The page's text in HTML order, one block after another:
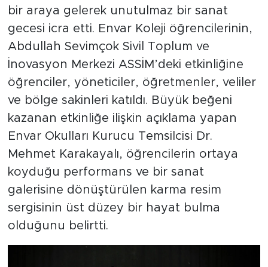
bir araya gelerek unutulmaz bir sanat
gecesi icra etti. Envar Koleji öğrencilerinin,
Abdullah Sevimçok Sivil Toplum ve
İnovasyon Merkezi ASSİM’deki etkinliğine
öğrenciler, yöneticiler, öğretmenler, veliler
ve bölge sakinleri katıldı. Büyük beğeni
kazanan etkinliğe ilişkin açıklama yapan
Envar Okulları Kurucu Temsilcisi Dr.
Mehmet Karakayalı, öğrencilerin ortaya
koyduğu performans ve bir sanat
galerisine dönüştürülen karma resim
sergisinin üst düzey bir hayat bulma
olduğunu belirtti.